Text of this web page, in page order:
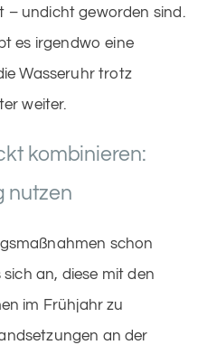
– undicht geworden sind.
es irgendwo eine
Wasseruhr trotz
weiter.
kombinieren:
nutzen
schon
an, diese mit den
im Frühjahr zu
an der